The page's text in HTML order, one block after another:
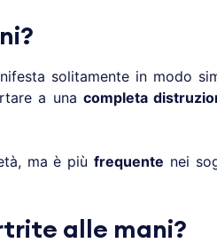
solitamente in modo
a una completa
ma è piùfrequente nei
alle mani?